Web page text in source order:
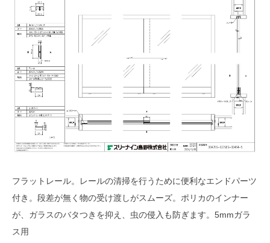
フラットレール。レールの清掃を行うために便利なエンドパーツ
付き。段差が無く物の受け渡しがスムーズ。ポリカのインナー
が、ガラスのバタつきを抑え、虫の侵入も防ぎます。5mmガラ
ス用